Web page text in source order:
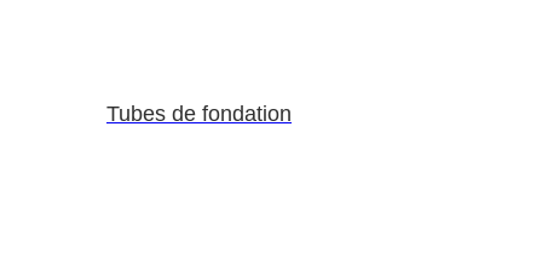
Tubes de fondation